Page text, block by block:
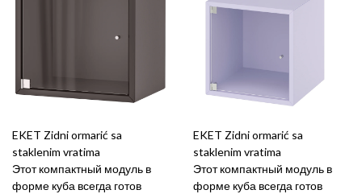
EKET Zidni ormarić sa
staklenim vratima
Этот компактный модуль в
форме куба всегда готов
EKET Zidni ormarić sa
staklenim vratima
Этот компактный модуль в
форме куба всегда готов